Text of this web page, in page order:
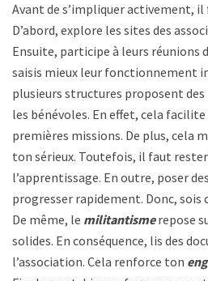
Avant de s’impliquer activement,
D’abord, explore les sites des
Ensuite, participe à leurs réunions
saisis mieux leur fonctionnement
plusieurs structures proposent
les bénévoles. En effet, cela
premières missions. De plus, cela
ton sérieux. Toutefois, il faut
l’apprentissage. En outre, poser
progresser rapidement. Donc, sois
De même, le militantismerepose
solides. En conséquence, lis des
l’association. Cela renforce ton